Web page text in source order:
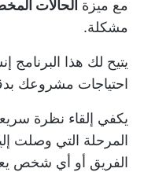
مع ميزة الحالات
مشكلة.
يتيح لك هذا
احتياجات مشروعك
يكفي إلقاء نظرة
المرحلة التي وصلت
الفريق أو أي شخص